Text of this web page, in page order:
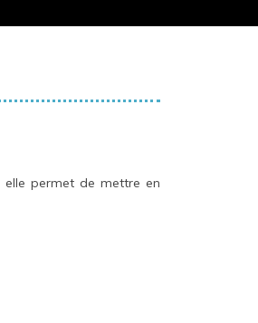
elle permet de mettre en